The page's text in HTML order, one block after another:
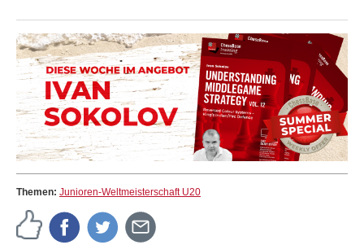
Themen: Junioren-Weltmeisterschaft U20